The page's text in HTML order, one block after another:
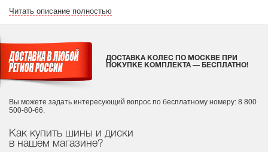
Читать описание полностью
Как купить шины и диски
в нашем магазине?
ДОСТАВКА КОЛЕС ПО МОСКВЕ ПРИ
ПОКУПКЕ КОМПЛЕКТА — БЕСПЛАТНО!
Вы можете задать интересующий вопрос по бесплатному номеру: 8 800
500-80-66.